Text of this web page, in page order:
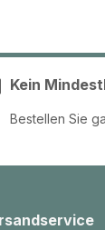
Kein
Bestellen Sie